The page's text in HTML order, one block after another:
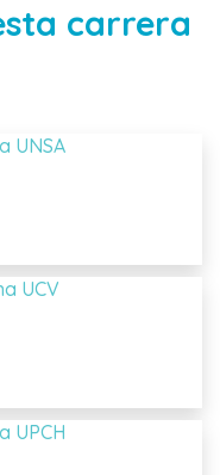
carrera